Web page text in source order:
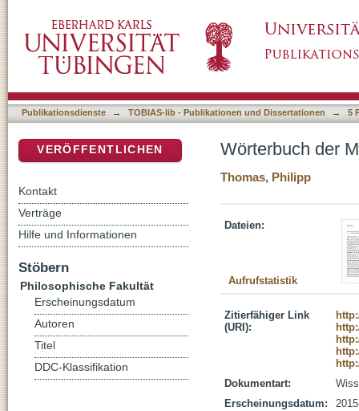
Publikationsdienste → TOBIAS-lib - Publikationen und Dissertationen → 5
Wörterbuch der
Thomas, Philipp
Dateien:
Aufrufstatistik
Zitierfähiger Link
(URI):
Dokumentart:
Erscheinungsdatum:
VERÖFFENTLICHEN
Kontakt
Verträge
Hilfe und Informationen
Stöbern
Philosophische Fakultät
Erscheinungsdatum
Autoren
Titel
DDC-Klassifikation